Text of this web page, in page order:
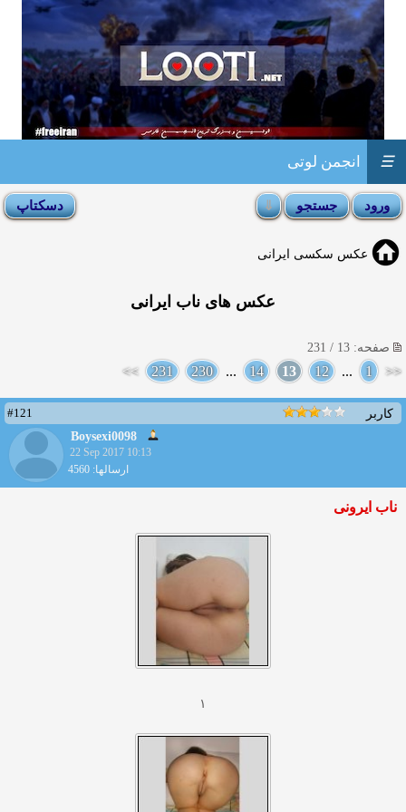
انجمن لوتی ☰
عکس سکسی ایرانی
عکس های ناب ایرانی
صفحه: 13 / 231
<<
1
...
12
13
14
...
230
231
>>
کاربر
#121
Boysexi0098
22 Sep 2017 10:13
ارسالها: 4560
ناب ايرونى
١